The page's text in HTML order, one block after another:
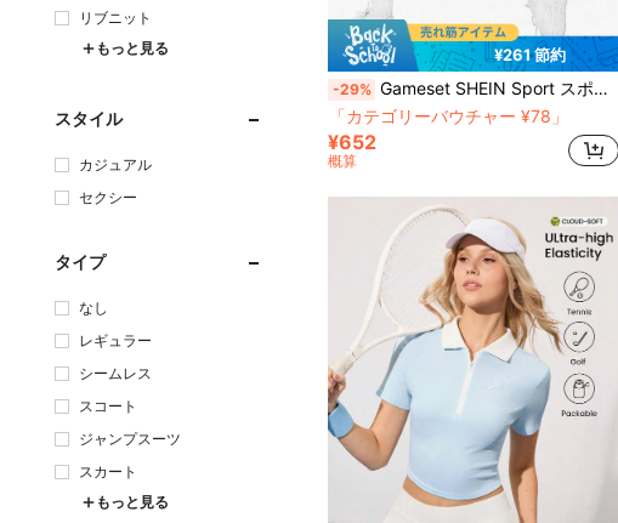
リブニット
もっと見る
スタイル
カジュアル
セクシー
タイプ
なし
レギュラー
シームレス
スコート
ジャンプスーツ
スカート
もっと見る
¥261 節約
-29% Gameset SHEIN Sport スポーツレギンス ワイドウエストバンド シームレス レディース スポーツウェア
「カテゴリーバウチャー ¥78」
¥652
概算